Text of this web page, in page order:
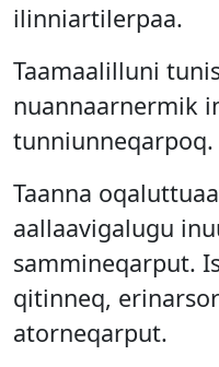
ilinniartilerpaa.
Taamaalilluni
nuannaarnermik
tunniunneqarpoq.
Taanna
aallaavigalugu
sammineqarput.
qitinneq,
atorneqarput.